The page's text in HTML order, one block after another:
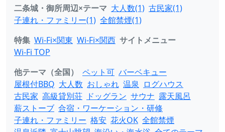
二条城・御所周辺×テーマ 大人数(1) 古民家(1)
子連れ・ファミリー(1) 全館禁煙(1)
特集 Wi-Fi×関東 Wi-Fi×関西 サイトメニュー
Wi-Fi TOP
他テーマ（全国）
ペット可 バーベキュー
屋根付BBQ 大人数 おしゃれ 温泉 ログハウス
古民家 高級貸別荘 ドッグラン サウナ 露天風呂
薪ストーブ 合宿・ワーケーション・研修
子連れ・ファミリー 格安 花火OK 全館禁煙